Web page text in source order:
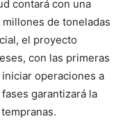
contará con una
de toneladas
el proyecto
con las primeras
operaciones a
garantizará la